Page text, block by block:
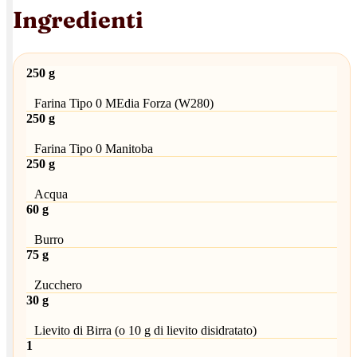
Ingredienti
250 g
Farina Tipo 0 MEdia Forza (W280)
250 g
Farina Tipo 0 Manitoba
250 g
Acqua
60 g
Burro
75 g
Zucchero
30 g
Lievito di Birra (o 10 g di lievito disidratato)
1